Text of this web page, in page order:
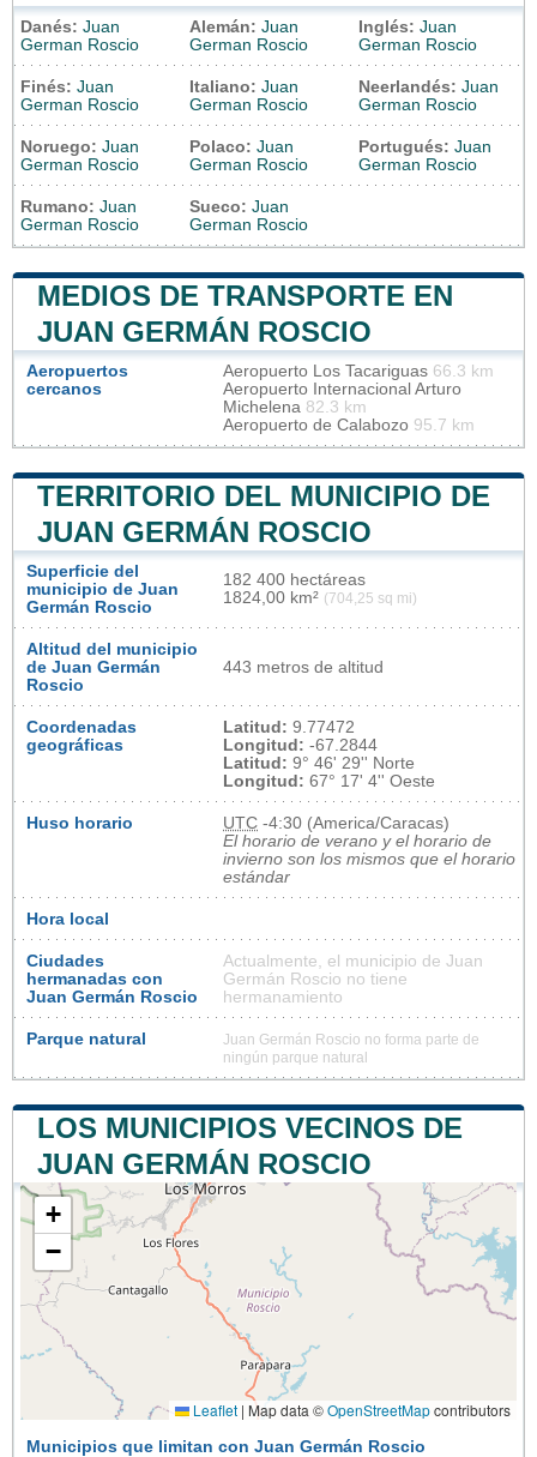
Danés: Juan
German Roscio
Alemán: Juan
German Roscio
Inglés: Juan
German Roscio
Finés: Juan
German Roscio
Italiano: Juan
German Roscio
Neerlandés: Juan
German Roscio
Noruego: Juan
German Roscio
Polaco: Juan
German Roscio
Portugués: Juan
German Roscio
Rumano: Juan
German Roscio
Sueco: Juan
German Roscio
MEDIOS DE TRANSPORTE EN
JUAN GERMÁN ROSCIO
Aeropuertos
cercanos
Aeropuerto Los Tacariguas 66.3 km
Aeropuerto Internacional Arturo
Michelena 82.3 km
Aeropuerto de Calabozo 95.7 km
TERRITORIO DEL MUNICIPIO DE
JUAN GERMÁN ROSCIO
Superficie del
municipio de Juan
Germán Roscio
182 400 hectáreas
1824,00 km² (704,25 sq mi)
Altitud del municipio
de Juan Germán
Roscio
443 metros de altitud
Coordenadas
geográficas
Latitud: 9.77472
Longitud: -67.2844
Latitud: 9° 46' 29'' Norte
Longitud: 67° 17' 4'' Oeste
Huso horario UTC -4:30 (America/Caracas)
El horario de verano y el horario de
invierno son los mismos que el horario
estándar
Hora local
Ciudades
hermanadas con
Juan Germán Roscio
Actualmente, el municipio de Juan
Germán Roscio no tiene
hermanamiento
Parque natural
Juan Germán Roscio no forma parte de
ningún parque natural
LOS MUNICIPIOS VECINOS DE
JUAN GERMÁN ROSCIO
+
−
Leaflet | Map data ©OpenStreetMapcontributors
Municipios que limitan con Juan Germán Roscio